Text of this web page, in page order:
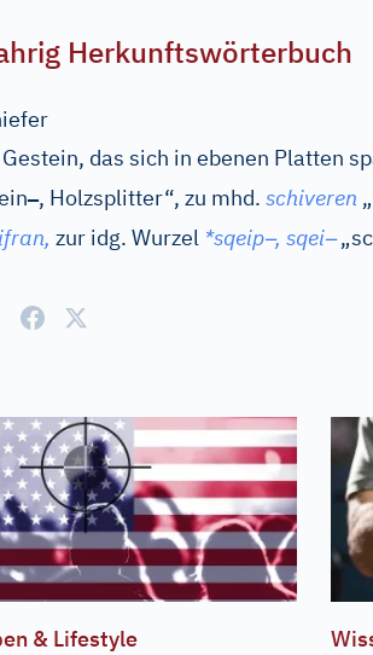
Herkunftswörterbuch
das sich in ebenen Platten
–, Holzsplitter“, zu mhd. schiveren
zur idg. Wurzel *sqeip–, sqei–
& Lifestyle